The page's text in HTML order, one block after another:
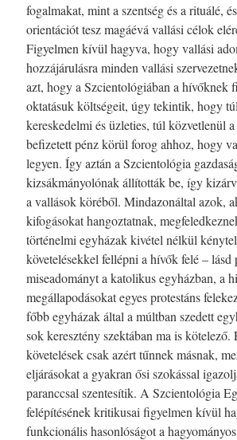
fogalmakat, mint a szentség és a rituálé,
orientációt tesz magáévá vallási célok
Figyelmen kívül hagyva, hogy vallási
hozzájárulásra minden vallási
azt, hogy a Szcientológiában a hívőknek
oktatásuk költségeit, úgy tekintik, hogy
kereskedelmi és üzleties, túl közvetlenül a
befizetett pénz körül forog ahhoz, hogy
legyen. Így aztán a Szcientológia
kizsákmányolónak állították be, így
a vallások köréből. Mindazonáltal azok,
kifogásokat hangoztatnak,
történelmi egyházak kivétel nélkül
követelésekkel fellépni a hívők felé – lásd
miseadományt a katolikus egyházban, a
megállapodásokat egyes protestáns
főbb egyházak által a múltban szedett
sok keresztény szektában ma is kötelező.
követelések csak azért tűnnek másnak,
eljárásokat a gyakran ősi szokással
paranccsal szentesítik. A Szcientológia
felépítésének kritikusai figyelmen kívül
funkcionális hasonlóságot a